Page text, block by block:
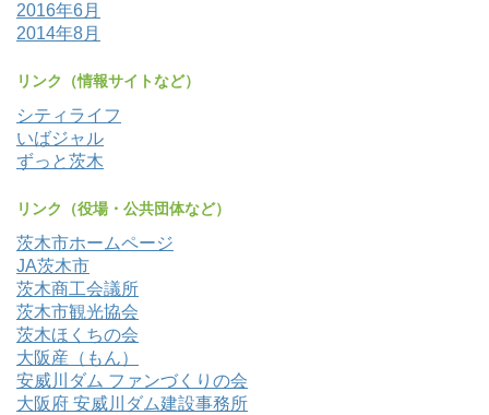
2016年6月
2014年8月
リンク（情報サイトなど）
シティライフ
いばジャル
ずっと茨木
リンク（役場・公共団体など）
茨木市ホームページ
JA茨木市
茨木商工会議所
茨木市観光協会
茨木ほくちの会
大阪産（もん）
安威川ダム ファンづくりの会
大阪府 安威川ダム建設事務所